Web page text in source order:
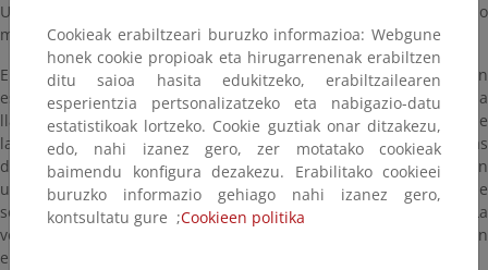
Unos pollos volanderos de alcaudón real piden alimento, de no
muy buenas formas.
El canto poderoso y líquido del pinzón vulgar, desde la copa de un
espino, precede a todo un recital de currucas. Empieza con la
llamada reseca y áspera de una curruca rabilarga, emitida desde
la base. Sigue otra curruca, la capirotada, con una voz mucho más
dulce. Una tercera curruca, la carrasqueña, reclama y canta con
un matraqueo áspero característico. Y otra más, la mirlona, que
sólo vagamente recuerda al mirlo que escuchamos al fondo. La
voz de la última curruca de la espesura, la tomillera, se funde con
el canto del zarcero.
Cookieak erabiltzeari buruzko informazioa: Webgune
honek cookie propioak eta hirugarrenenak erabiltzen
ditu saioa hasita edukitzeko, erabiltzailearen
esperientzia pertsonalizatzeko eta nabigazio-datu
estatistikoak lortzeko. Cookie guztiak onar ditzakezu,
edo, nahi izanez gero, zer motatako cookieak
baimendu konfigura dezakezu. Erabilitako cookieei
buruzko informazio gehiago nahi izanez gero,
kontsultatu gure ;Cookieen politika